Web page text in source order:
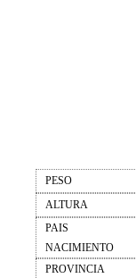
PESO
ALTURA
PAIS
NACIMIENTO
PROVINCIA